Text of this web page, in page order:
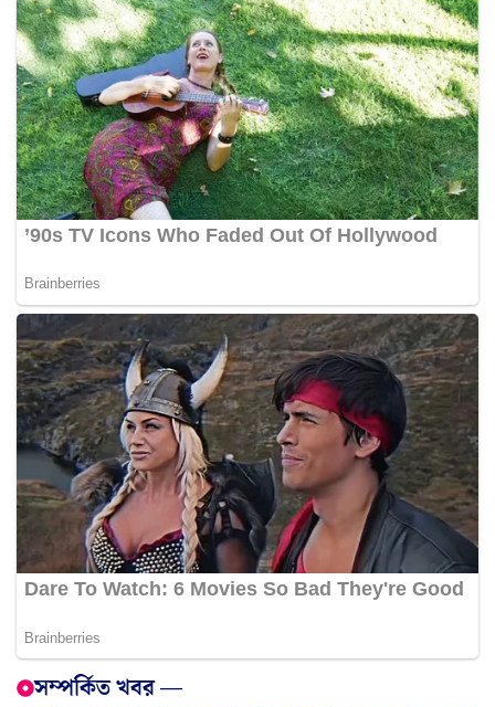
সম্পর্কিত খবর —